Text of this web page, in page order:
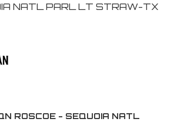
NATL PARL LT STRAW-TX
ROSCOE - SEQUOIA NATL